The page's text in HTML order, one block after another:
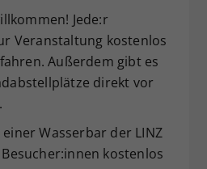
Jede:r
Veranstaltung kostenlos
Außerdem gibt es
direkt vor
einer Wasserbar der LINZ
kostenlos